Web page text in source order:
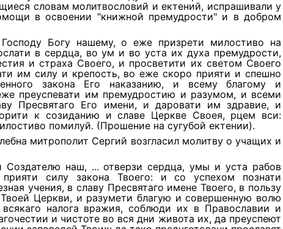
словам молитвословий и ектений, испрашивали у
в освоении "книжной премудрости" и в добром
Богу нашему, о еже призрети милостиво на
в сердца, во ум и во уста их духа премудрости,
и страха Своего, и просветити их светом Своего
им силу и крепость, во еже скоро прияти и спешно
закона Его наказанию, и всему благому и
преуспевати им премудростию и разумом, и всеми
Пресвятаго Его имени, и даровати им здравие, и
к созиданию и славе Церкве Своея, рцем вси:
помилуй. (Прошение на сугубой ектении).
митрополит Сергий возгласил молитву о учащих и
Создателю наш, ... отверзи сердца, умы и уста рабов
силу закона Твоего: и со успехом познати
учения, в славу Пресвятаго имене Твоего, в пользу
Церкви, и разумети благую и совершенную волю
налога вражия, соблюди их в Православии и
и чистоте во вся дни живота их, да преуспеют